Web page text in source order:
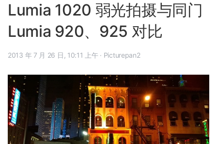
Lumia 1020 弱光拍摄与同门
Lumia 920、925 对比
2013 年 7 月 26 日, 10:11 上午 · Picturepan2